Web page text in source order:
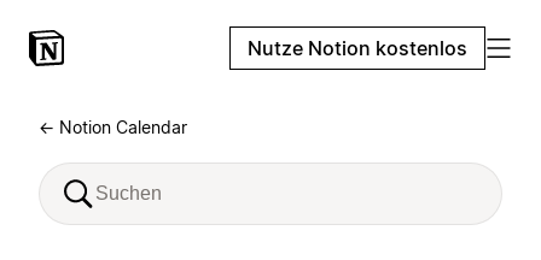
Nutze Notion kostenlos
← Notion Calendar